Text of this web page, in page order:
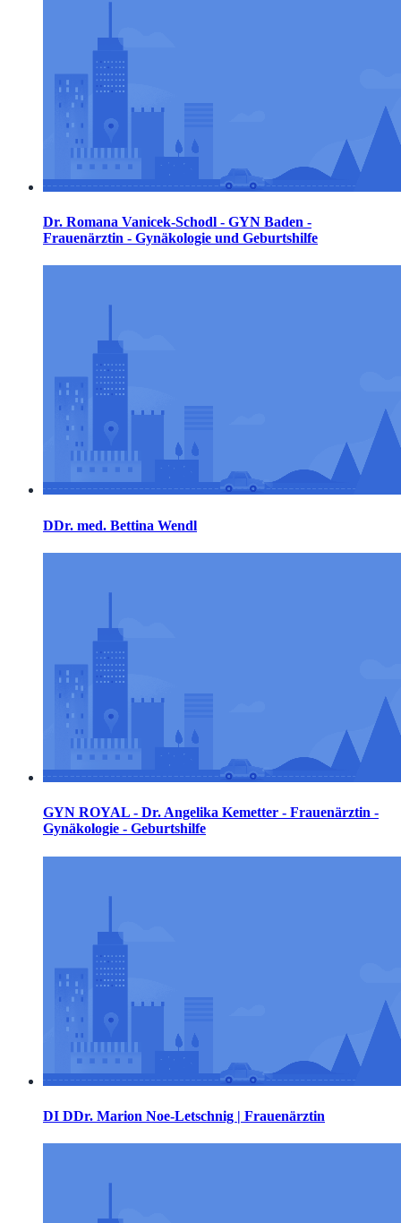
Dr. Romana Vanicek-Schodl - GYN Baden -
Frauenärztin - Gynäkologie und Geburtshilfe
DDr. med. Bettina Wendl
GYN ROYAL - Dr. Angelika Kemetter - Frauenärztin -
Gynäkologie - Geburtshilfe
DI DDr. Marion Noe-Letschnig | Frauenärztin